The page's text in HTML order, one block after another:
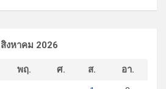
สิงหาคม 2026
พฤ. ศ. ส.
อา.